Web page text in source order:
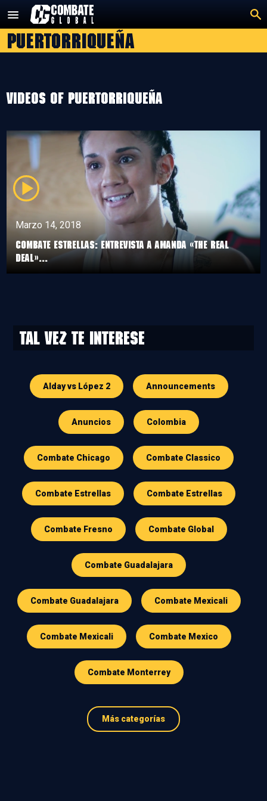
contenido
puertorriqueña
Videos of puertorriqueña
Marzo 14, 2018
Combate Estrellas: Entrevista a Amanda «The Real
Deal»...
Tal vez te interese
Alday vs López 2 Announcements
Anuncios Colombia
Combate Chicago Combate Classico
Combate Estrellas Combate Estrellas
Combate Fresno Combate Global
Combate Guadalajara
Combate Guadalajara Combate Mexicali
Combate Mexicali Combate Mexico
Combate Monterrey
Más categorías